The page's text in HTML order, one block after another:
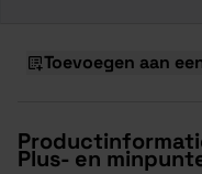
Toevoegen aan
Plus- en